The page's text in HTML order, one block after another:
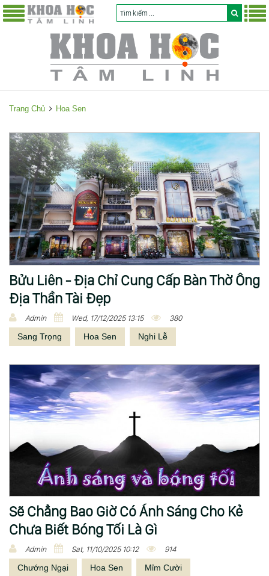
Trang Chủ Hoa Sen
H
o
a
S
e
n
Bửu Liên - Địa Chỉ Cung Cấp Bàn Thờ Ông
Địa Thần Tài Đẹp
Admin Wed, 17/12/2025 13:15 380
Sang Trọng Hoa Sen Nghi Lễ
Sẽ Chẳng Bao Giờ Có Ánh Sáng Cho Kẻ
Chưa Biết Bóng Tối Là Gì
Admin Sat, 11/10/2025 10:12 914
Chướng Ngại Hoa Sen Mỉm Cười